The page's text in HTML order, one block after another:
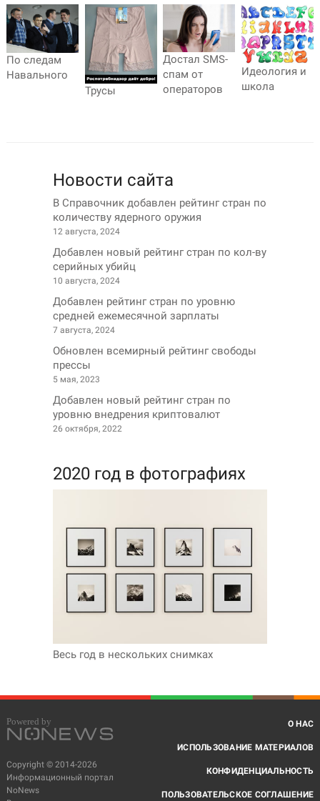
По следам
Навального
Трусы
Достал SMS-
спам от
операторов
Идеология и
школа
Новости сайта
В Справочник добавлен рейтинг стран по
количеству ядерного оружия
12 августа, 2024
Добавлен новый рейтинг стран по кол-ву
серийных убийц
10 августа, 2024
Добавлен рейтинг стран по уровню
средней ежемесячной зарплаты
7 августа, 2024
Обновлен всемирный рейтинг свободы
прессы
5 мая, 2023
Добавлен новый рейтинг стран по
уровню внедрения криптовалют
26 октября, 2022
2020 год в фотографиях
Весь год в нескольких снимках
Copyright © 2014-2026
Информационный портал
NoNews
О НАС
ИСПОЛЬЗОВАНИЕ МАТЕРИАЛОВ
КОНФИДЕНЦИАЛЬНОСТЬ
ПОЛЬЗОВАТЕЛЬСКОЕ СОГЛАШЕНИЕ